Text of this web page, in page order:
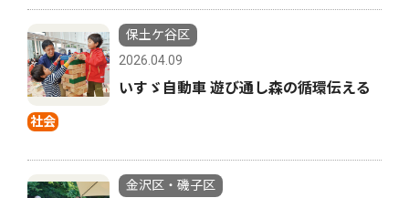
社会
保土ケ谷区
2026.04.09
いすゞ自動車 遊び通し森の循環伝える
金沢区・磯子区